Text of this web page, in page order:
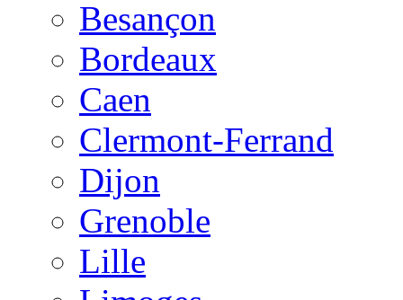
Besançon
Bordeaux
Caen
Clermont-Ferrand
Dijon
Grenoble
Lille